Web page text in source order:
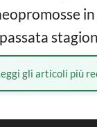
gli articoli più